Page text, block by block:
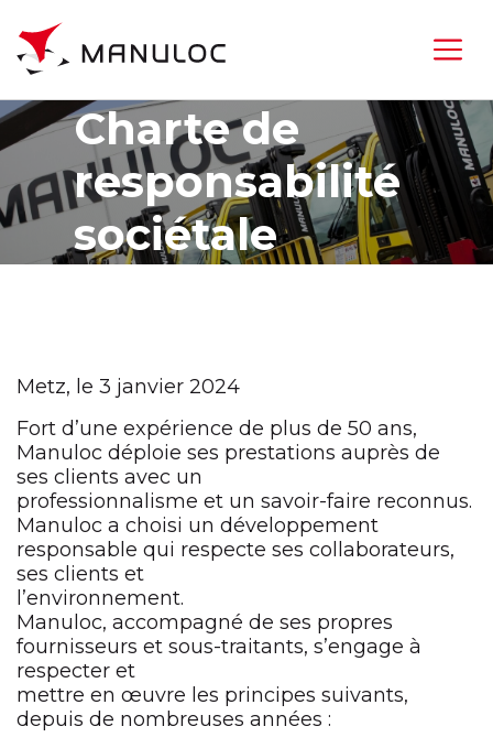
Charte de
responsabilité
sociétale
Metz, le 3 janvier 2024
Fort d’une expérience de plus de 50 ans,
Manuloc déploie ses prestations auprès de
ses clients avec un
professionnalisme et un savoir-faire reconnus.
Manuloc a choisi un développement
responsable qui respecte ses collaborateurs,
ses clients et
l’environnement.
Manuloc, accompagné de ses propres
fournisseurs et sous-traitants, s’engage à
respecter et
mettre en œuvre les principes suivants,
depuis de nombreuses années :